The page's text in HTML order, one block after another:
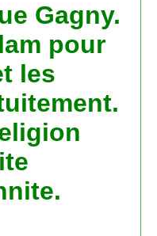
Gagny.
pour
les